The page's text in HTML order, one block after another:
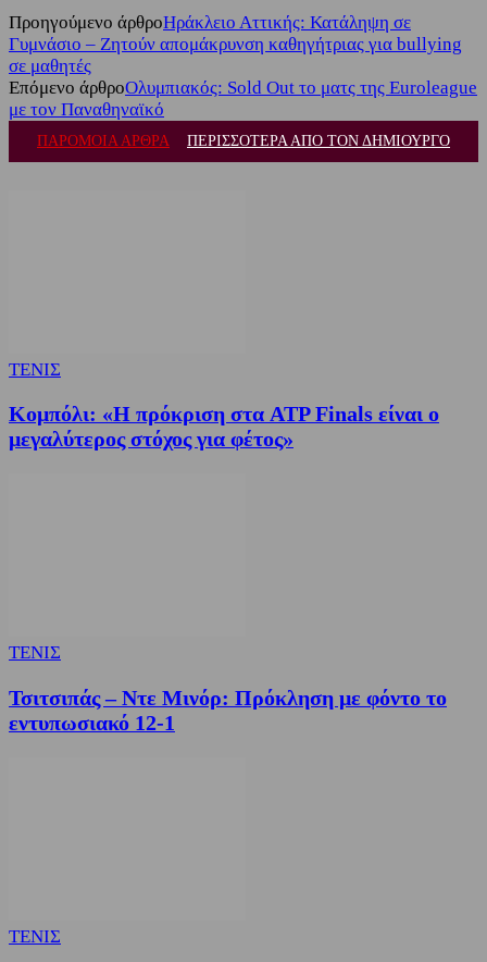
Προηγούμενο άρθροΗράκλειο Αττικής: Κατάληψη σε
Γυμνάσιο – Ζητούν απομάκρυνση καθηγήτριας για bullying
σε μαθητές
Επόμενο άρθροΟλυμπιακός: Sold Out το ματς της Euroleague
με τον Παναθηναϊκό
ΠΑΡΟΜΟΙΑ ΑΡΘΡΑ ΠΕΡΙΣΣΟΤΕΡΑ ΑΠΟ ΤΟΝ ΔΗΜΙΟΥΡΓΟ
ΤΕΝΙΣ
Κομπόλι: «Η πρόκριση στα ATP Finals είναι ο
μεγαλύτερος στόχος για φέτος»
ΤΕΝΙΣ
Τσιτσιπάς – Ντε Μινόρ: Πρόκληση με φόντο το
εντυπωσιακό 12-1
ΤΕΝΙΣ